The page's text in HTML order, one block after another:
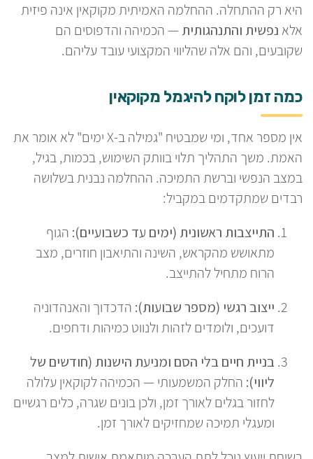
היא רק ההתחלה. ההחלמה האמיתית מקוקאין אינה פיזית
אלא נפשית והתנהגותית— הכמיהה והדפוסים הם
שקובעים, והם אלה שהליווי המקצועי עובד עליהם.
כמה זמן לוקח להיגמל מקוקאין
אין מספר אחד, ומי שמבטיח "גמילה ב-X ימים" לא אומר את
האמת. משך התהליך תלוי בוותק השימוש, בכמות, בגיל,
במצב הנפשי וברשת התמיכה. ההחלמה נבנית בשלושה
רבדים שמתקדמים במקביל:
התייצבות ראשונית (ימים עד כשבועיים): הגוף
מתאושש מהקראש, השינה והתיאבון חוזרים, מצב
הרוח מתחיל להתייצב.
ייצוב רגשי (מספר שבועות): הדכדוך והאנהדוניה
דועכים, ולומדים לזהות ולנווט כמיהות ודחפים.
בניית חיים בלי הסם ומניעת הישנות (חודשים של
ליווי): החלק המשמעותי — הכמיהה לקוקאין עלולה
לחזור בגלים לאורך זמן, ולכן בונים שגרה, כלים רגשיים
ומעגלי תמיכה שמחזיקים לאורך זמן.